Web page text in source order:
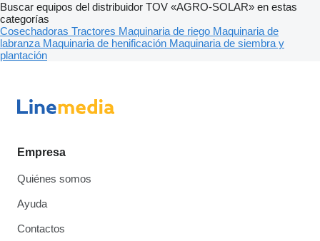
Buscar equipos del distribuidor TOV «AGRO-SOLAR» en estas
categorías
Cosechadoras Tractores Maquinaria de riego Maquinaria de
labranza Maquinaria de henificación Maquinaria de siembra y
plantación
Empresa
Quiénes somos
Ayuda
Contactos